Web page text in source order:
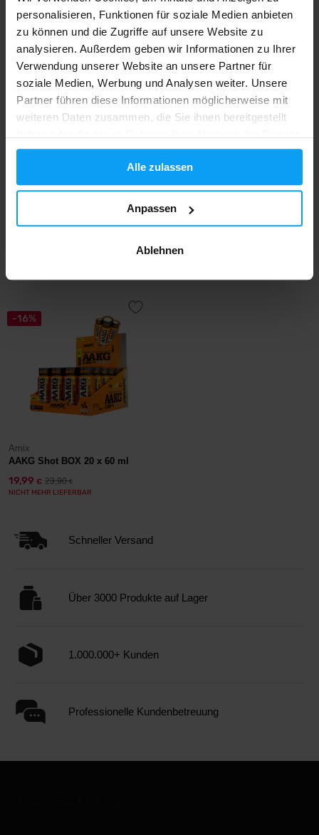
personalisieren, Funktionen für soziale Medien anbieten
zu können und die Zugriffe auf unsere Website zu
analysieren. Außerdem geben wir Informationen zu Ihrer
Verwendung unserer Website an unsere Partner für
soziale Medien, Werbung und Analysen weiter. Unsere
Partner führen diese Informationen möglicherweise mit
weiteren Daten zusammen, die Sie ihnen bereitgestellt
gesammelt haben.
Alle zulassen
Anpassen
Ablehnen
16,49
NICHT MEHR LIEFERBAR NICHT MEHR LIEFERBAR
-23%
BCAA Drink 330 ml
BioTech USA
BCAA Shot 20 x 60 ml
-16%
Amix
AAKG Shot BOX 20 x 60 ml
19,99 € 23,90€
NICHT MEHR LIEFERBAR
Schneller Versand
Über 3000 Produkte auf Lager
1.000.000+ Kunden
Professionelle Kundenbetreuung